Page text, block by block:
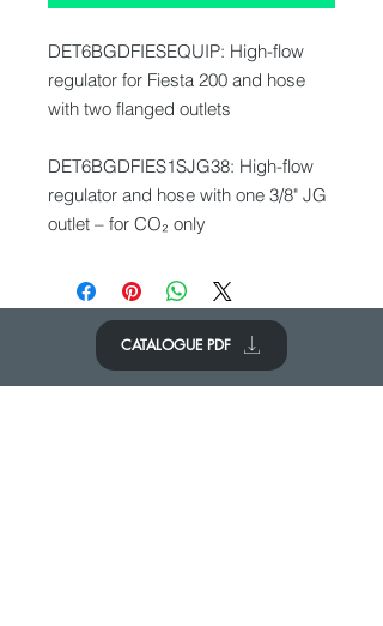
DET6BGDFIESEQUIP: High-flow
regulator for Fiesta 200 and hose
with two flanged outlets
DET6BGDFIES1SJG38: High-flow
regulator and hose with one 3/8" JG
outlet – for CO₂ only
CATALOGUE PDF